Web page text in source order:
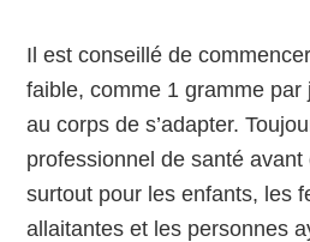
Il est conseillé de
faible, comme 1 gramme par
au corps de s’adapter.
professionnel de santé avant
surtout pour les enfants, les
allaitantes et les personnes